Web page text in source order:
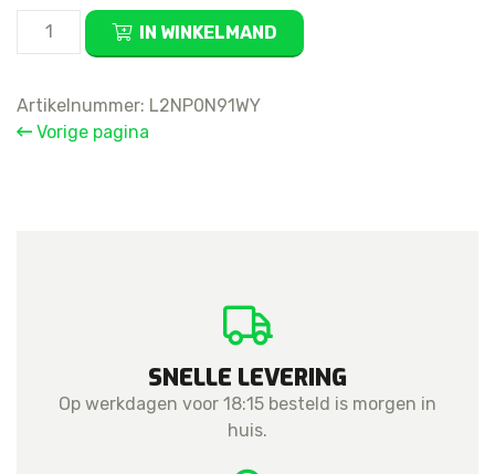
Tempered
iPhone
13
IN WINKELMAND
Artikelnummer: L2NP0N91WY
Vorige pagina
SNELLE LEVERING
Op werkdagen voor 18:15 besteld is morgen in
huis.